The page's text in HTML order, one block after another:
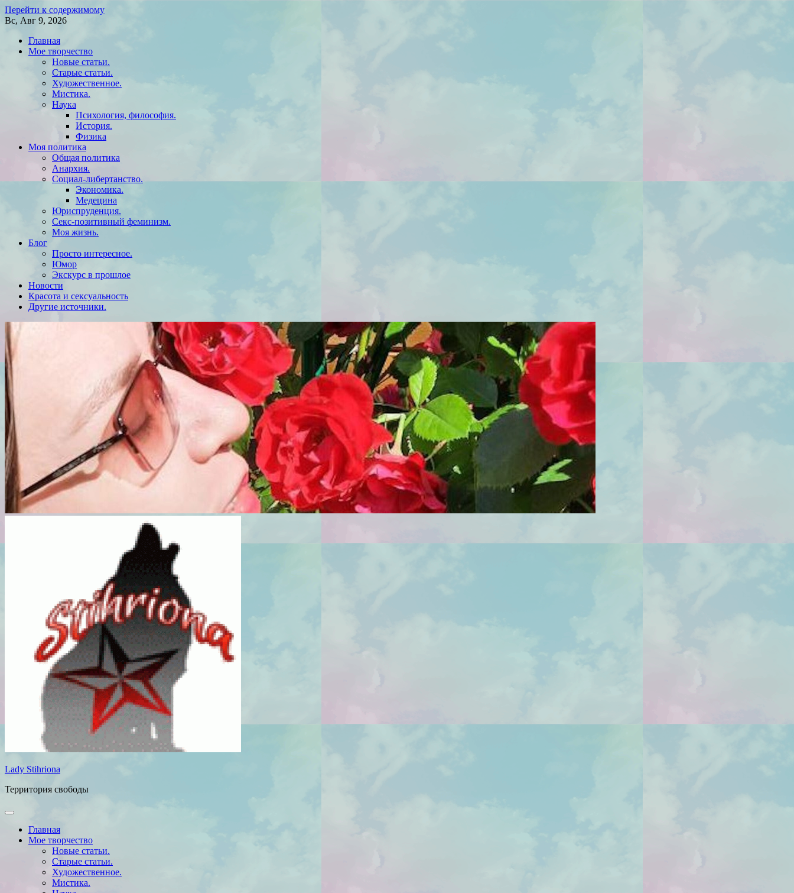
Перейти к содержимому
Вс, Авг 9, 2026
Главная
Мое творчество
Новые статьи.
Старые статьи.
Художественное.
Мистика.
Наука
Психология, философия.
История.
Физика
Моя политика
Общая политика
Анархия.
Социал-либертанство.
Экономика.
Медецина
Юриспруденция.
Секс-позитивный феминизм.
Моя жизнь.
Блог
Просто интересное.
Юмор
Экскурс в прошлое
Новости
Красота и сексуальность
Другие источники.
Lady Stihriona
Территория свободы
Главная
Мое творчество
Новые статьи.
Старые статьи.
Художественное.
Мистика.